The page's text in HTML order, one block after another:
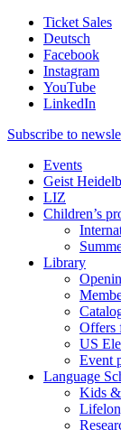
Ticket Sales
Deutsch
Facebook
Instagram
YouTube
LinkedIn
Subscribe to
Events
Geist
LIZ
Children’s
Library
Offers
US
Event
Language
Kids &